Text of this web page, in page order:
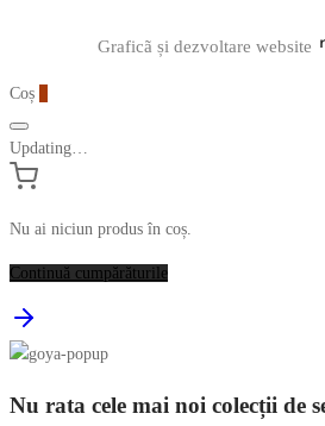
Graficã și dezvoltare website
Coș
Updating…
Nu ai niciun produs în coș.
Continuă cumpărăturile
Nu rata cele mai noi colecții de